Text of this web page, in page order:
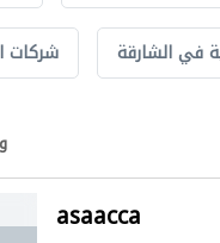
شركات في الشارقة
asaacca